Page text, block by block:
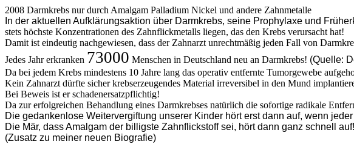
2008 Darmkrebs nur durch Amalgam Palladium Nickel und andere Zahnmetalle
In der aktuellen Aufklärungsaktion über Darmkrebs, seine Prophylaxe und
stets höchste Konzentrationen des Zahnflickmetalls liegen, das den Krebs verursacht hat!
Damit ist eindeutig nachgewiesen, dass der Zahnarzt unrechtmäßig jeden Fall von
Jedes Jahr erkranken 73000 Menschen in Deutschland neu an Darmkrebs! (Quelle:
Da bei jedem Krebs mindestens 10 Jahre lang das operativ entfernte Tumorgewebe
Kein Zahnarzt dürfte sicher krebserzeugendes Material irreversibel in den Mund
Bei Beweis ist er schadenersatzpflichtig!
Da zur erfolgreichen Behandlung eines Darmkrebses natürlich die sofortige radikale
Die gedankenlose Weitervergiftung unserer Kinder hört erst dann auf, wenn
Die Mär, dass Amalgam der billigste Zahnflickstoff sei, hört dann ganz schnell auf!
(Zusatz zu meiner neuen Biografie)